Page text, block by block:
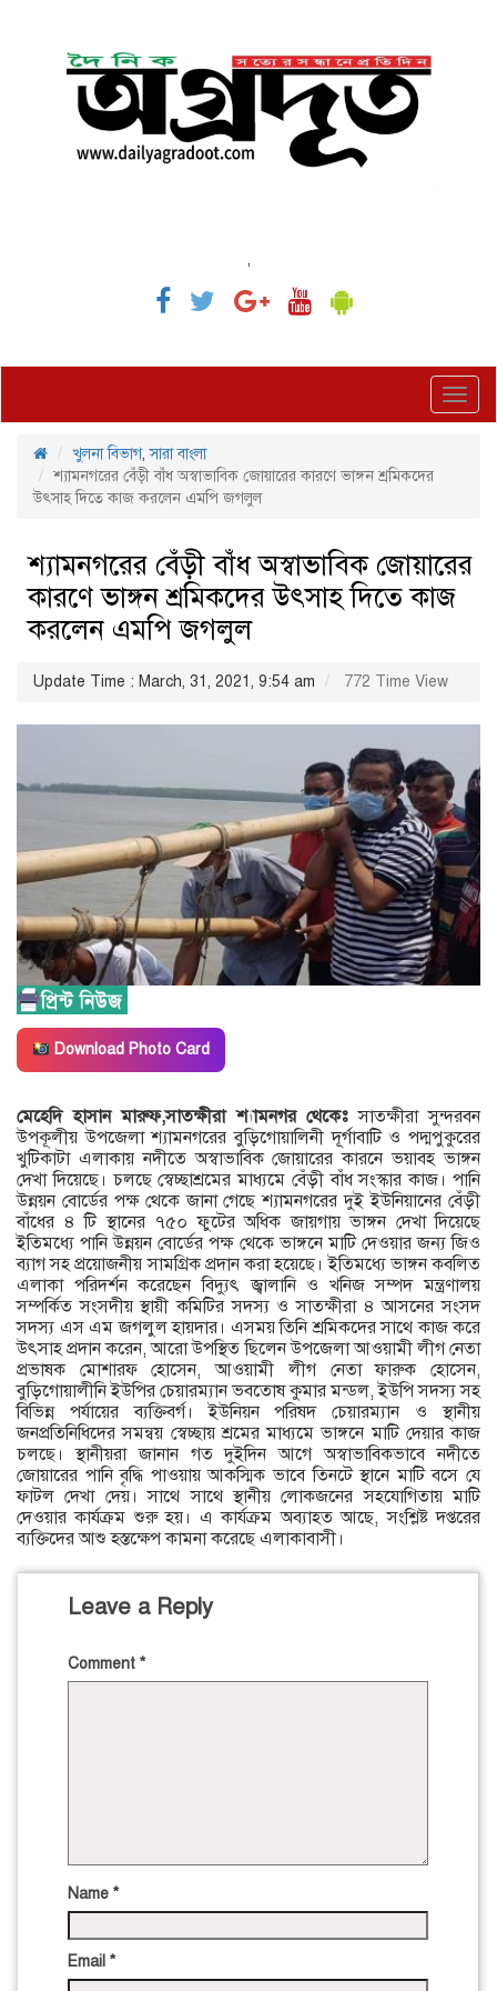
,
খুলনা বিভাগ,সারা বাংলা
শ্যামনগরের বেঁড়ী বাঁধ অস্বাভাবিক জোয়ারের কারণে ভাঙ্গন শ্রমিকদের
উৎসাহ দিতে কাজ করলেন এমপি জগলুল
শ্যামনগরের বেঁড়ী বাঁধ অস্বাভাবিক জোয়ারের
কারণে ভাঙ্গন শ্রমিকদের উৎসাহ দিতে কাজ
করলেন এমপি জগলুল
Update Time : March, 31, 2021, 9:54 am 772 Time View
Download Photo Card
মেহেদি হাসান মারুফ,সাতক্ষীরা শ্যামনগর থেকেঃসাতক্ষীরা সুন্দরবন
উপকূলীয় উপজেলা শ্যামনগরের বুড়িগোয়ালিনী দূর্গাবাটি ও পদ্মপুকুরের
খুটিকাটা এলাকায় নদীতে অস্বাভাবিক জোয়ারের কারনে ভয়াবহ ভাঙ্গন
দেখা দিয়েছে। চলছে স্বেচ্ছাশ্রমের মাধ্যমে বেঁড়ী বাঁধ সংস্কার কাজ। পানি
উন্নয়ন বোর্ডের পক্ষ থেকে জানা গেছে শ্যামনগরের দুই ইউনিয়ানের বেঁড়ী
বাঁধের ৪ টি স্থানের ৭৫০ ফুটের অধিক জায়গায় ভাঙ্গন দেখা দিয়েছে
ইতিমধ্যে পানি উন্নয়ন বোর্ডের পক্ষ থেকে ভাঙ্গনে মাটি দেওয়ার জন্য জিও
ব্যাগ সহ প্রয়োজনীয় সামগ্রিক প্রদান করা হয়েছে। ইতিমধ্যে ভাঙ্গন কবলিত
এলাকা পরিদর্শন করেছেন বিদ্যুৎ জ্বালানি ও খনিজ সম্পদ মন্ত্রণালয়
সম্পর্কিত সংসদীয় স্থায়ী কমিটির সদস্য ও সাতক্ষীরা ৪ আসনের সংসদ
সদস্য এস এম জগলুল হায়দার। এসময় তিনি শ্রমিকদের সাথে কাজ করে
উৎসাহ প্রদান করেন, আরো উপস্থিত ছিলেন উপজেলা আওয়ামী লীগ নেতা
প্রভাষক মোশারফ হোসেন, আওয়ামী লীগ নেতা ফারুক হোসেন,
বুড়িগোয়ালীনি ইউপির চেয়ারম্যান ভবতোষ কুমার মন্ডল, ইউপি সদস্য সহ
বিভিন্ন পর্যায়ের ব্যক্তিবর্গ। ইউনিয়ন পরিষদ চেয়ারম্যান ও স্থানীয়
জনপ্রতিনিধিদের সমন্বয় স্বেচ্ছায় শ্রমের মাধ্যমে ভাঙ্গনে মাটি দেয়ার কাজ
চলছে। স্থানীয়রা জানান গত দুইদিন আগে অস্বাভাবিকভাবে নদীতে
জোয়ারের পানি বৃদ্ধি পাওয়ায় আকস্মিক ভাবে তিনটে স্থানে মাটি বসে যে
ফাটল দেখা দেয়। সাথে সাথে স্থানীয় লোকজনের সহযোগিতায় মাটি
দেওয়ার কার্যক্রম শুরু হয়। এ কার্যক্রম অব্যাহত আছে, সংশ্লিষ্ট দপ্তরের
ব্যক্তিদের আশু হস্তক্ষেপ কামনা করেছে এলাকাবাসী।
Leave a Reply
Comment *
Name *
Email *